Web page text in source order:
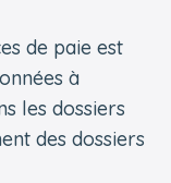
de paie est
à
les dossiers
des dossiers